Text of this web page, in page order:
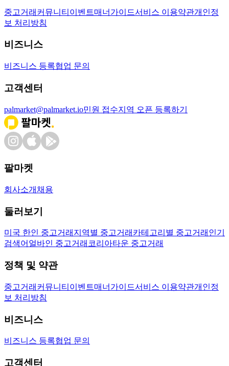
중고거래 커뮤니티 이벤트매너가이드서비스 이용약관개인정
보 처리방침
비즈니스
비즈니스 등록협업 문의
고객센터
palmarket@palmarket.io민원 접수지역 오픈 등록하기
팔마켓
회사소개 채용
둘러보기
미국 한인 중고거래 지역별 중고거래 카테고리별 중고거래 인기
검색어 얼바인 중고거래 코리아타운 중고거래
정책 및 약관
중고거래 커뮤니티 이벤트매너가이드서비스 이용약관개인정
보 처리방침
비즈니스
비즈니스 등록협업 문의
고객센터